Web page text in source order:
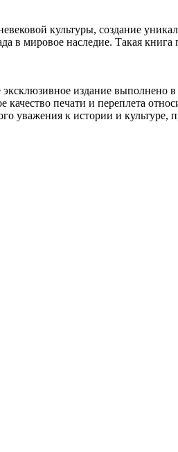
культуры, создание
в мировое наследие. Такая
издание выполнено
печати и переплета
уважения к истории и культуре,